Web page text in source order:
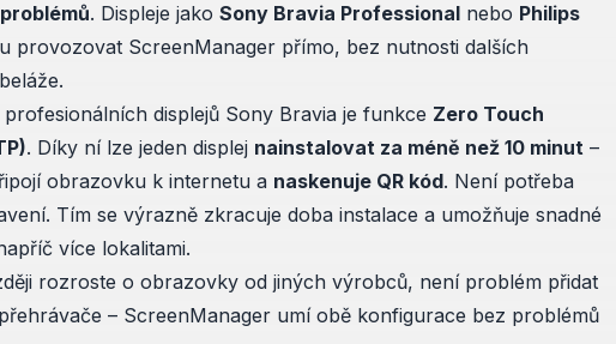
. Displeje jako Sony Bravia Professional nebo Philips
provozovat ScreenManager přímo, bez nutnosti dalších
displejů Sony Bravia je funkce Zero Touch
. Díky ní lze jeden displej nainstalovat za méně než 10 minut –
obrazovku k internetu a naskenuje QR kód. Není potřeba
Tím se výrazně zkracuje doba instalace a umožňuje snadné
více lokalitami.
rozroste o obrazovky od jiných výrobců, není problém přidat
– ScreenManager umí obě konfigurace bez problémů